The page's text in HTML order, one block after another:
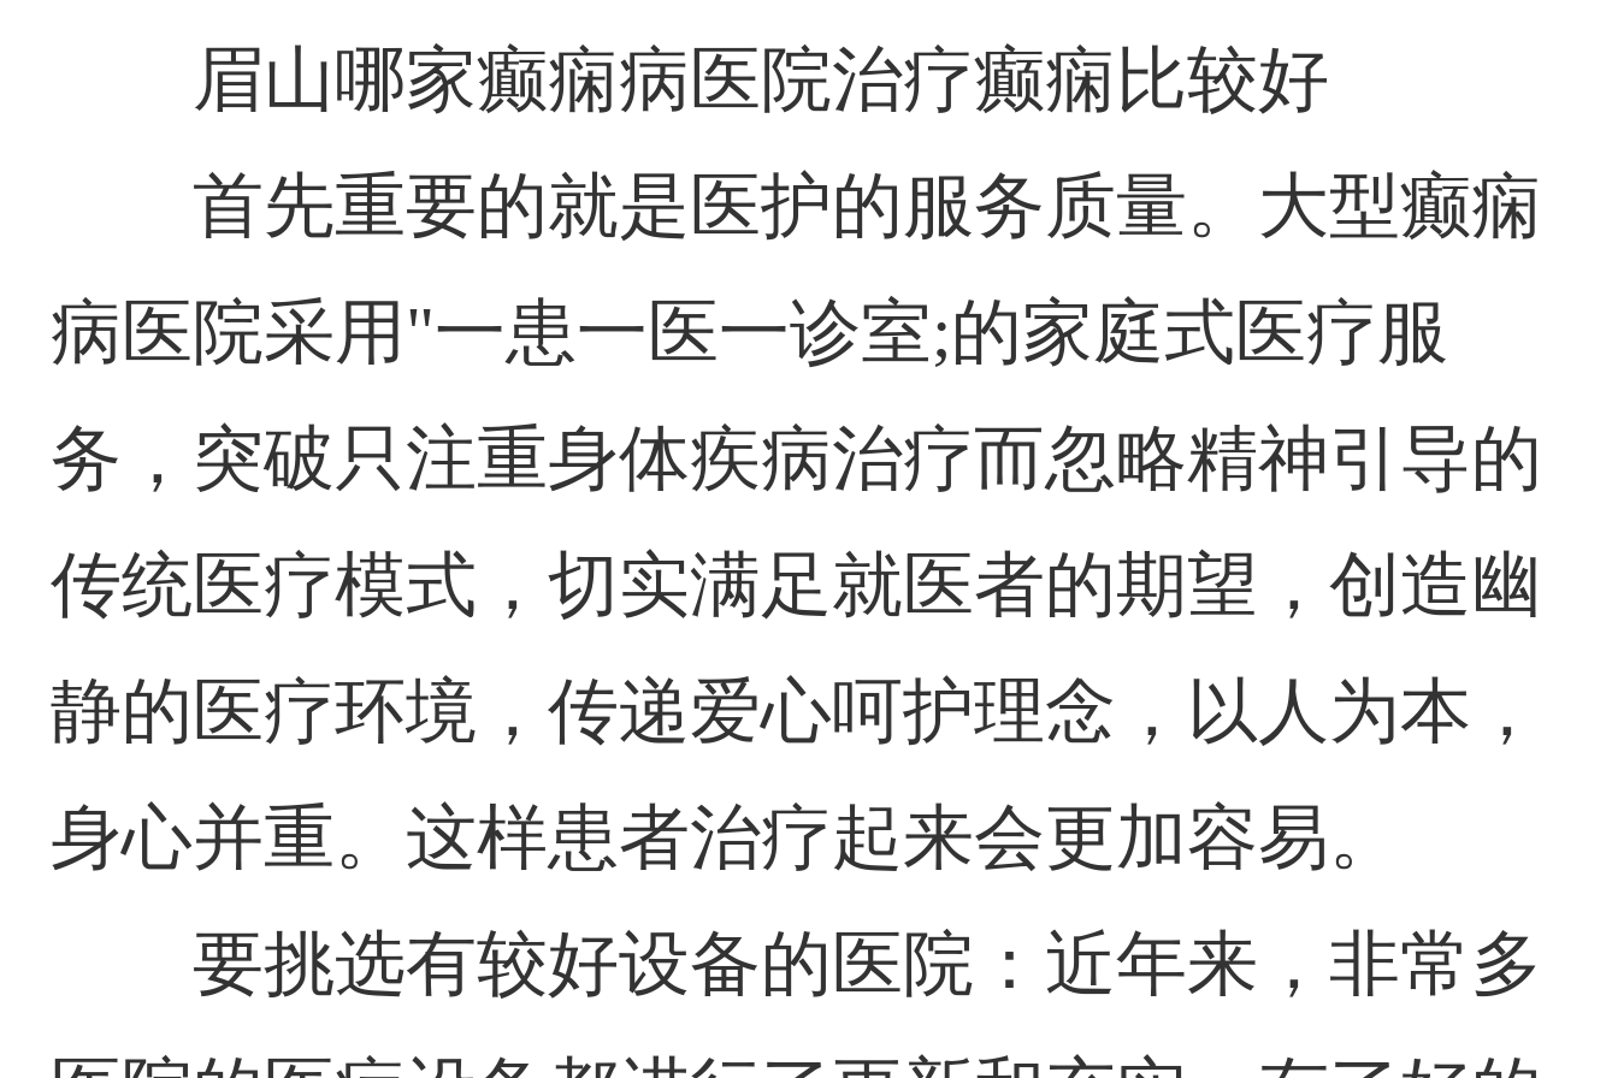
眉山哪家癫痫病医院治疗癫痫比较好
首先重要的就是医护的服务质量。大型癫痫
病医院采用"一患一医一诊室;的家庭式医疗服
务，突破只注重身体疾病治疗而忽略精神引导的
传统医疗模式，切实满足就医者的期望，创造幽
静的医疗环境，传递爱心呵护理念，以人为本，
身心并重。这样患者治疗起来会更加容易。
要挑选有较好设备的医院：近年来，非常多